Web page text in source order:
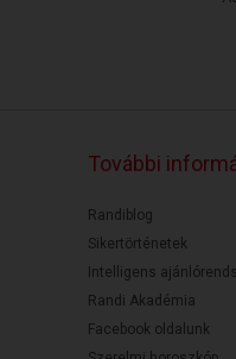
További
Randiblog
Sikertörténetek
Intelligens
Randi Akadémia
Facebook oldalunk